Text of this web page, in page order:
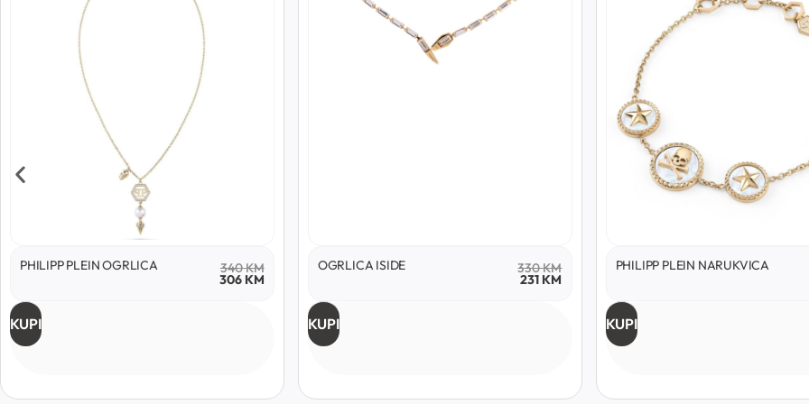
PHILIPP PLEIN OGRLICA 340KM
306 KM
KUPI
OGRLICA ISIDE 330KM
231 KM
KUPI
PHILIPP PLEIN NARUKVICA
KUPI